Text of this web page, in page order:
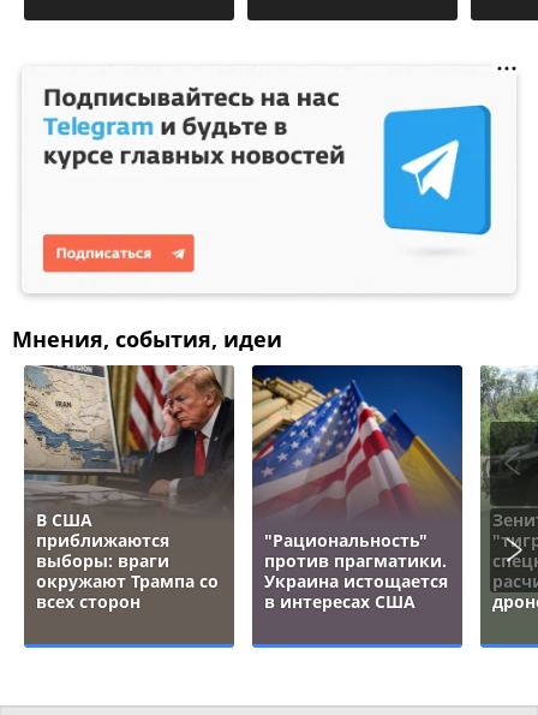
Мнения, события, идеи
В США
приближаются
выборы: враги
окружают Трампа со
всех сторон
"Рациональность"
против прагматики.
Украина истощается
в интересах США